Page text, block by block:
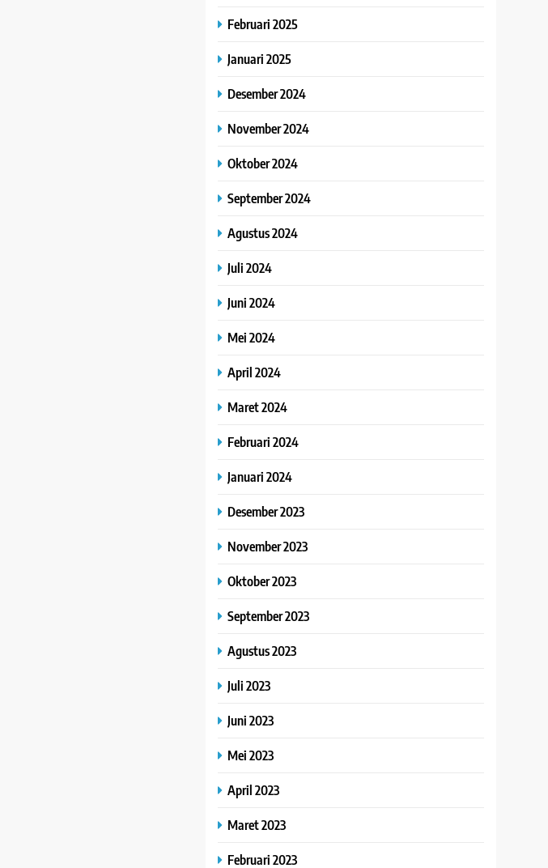
Februari 2025
Januari 2025
Desember 2024
November 2024
Oktober 2024
September 2024
Agustus 2024
Juli 2024
Juni 2024
Mei 2024
April 2024
Maret 2024
Februari 2024
Januari 2024
Desember 2023
November 2023
Oktober 2023
September 2023
Agustus 2023
Juli 2023
Juni 2023
Mei 2023
April 2023
Maret 2023
Februari 2023